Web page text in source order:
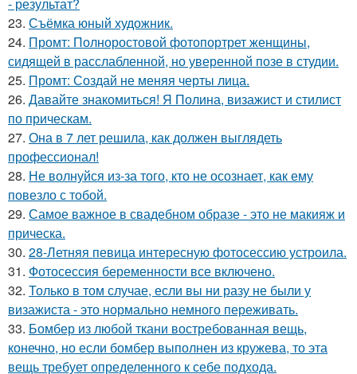
23. Съёмка юный художник.
24. Промт: Полноростовой фотопортрет женщины,
сидящей в расслабленной, но уверенной позе в студии.
25. Промт: Создай не меняя черты лица.
26. Давайте знакомиться! Я Полина, визажист и стилист
по прическам.
27. Она в 7 лет решила, как должен выглядеть
профессионал!
28. Не волнуйся из-за того, кто не осознает, как ему
повезло с тобой.
29. Самое важное в свадебном образе - это не макияж и
прическа.
30. 28-Летняя певица интересную фотосессию устроила.
31. Фотосессия беременности все включено.
32. Только в том случае, если вы ни разу не были у
визажиста - это нормально немного переживать.
33. Бомбер из любой ткани востребованная вещь,
конечно, но если бомбер выполнен из кружева, то эта
вещь требует определенного к себе подхода.